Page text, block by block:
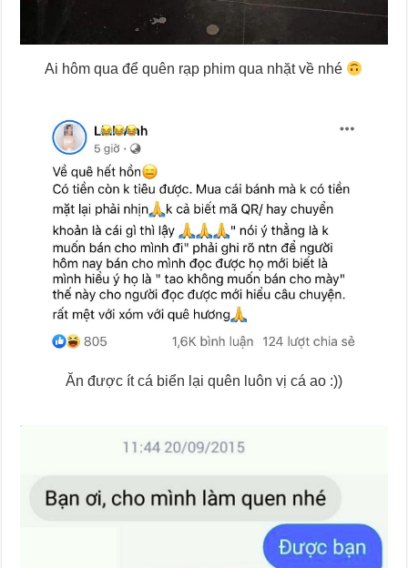
Ai hôm qua để quên rạp phim qua nhặt về nhé
Ăn được ít cá biển lại quên luôn vị cá ao :))